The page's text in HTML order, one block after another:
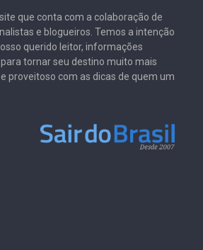
que conta com a colaboração de
e blogueiros. Temos a intenção
querido leitor, informações
tornar seu destino muito mais
proveitoso com as dicas de quem um